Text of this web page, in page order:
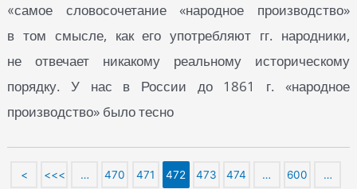
«самое словосочетание «народное производство»
в том смысле, как его употребляют гг. народники,
не отвечает никакому реальному историческому
порядку. У нас в России до 1861 г. «народное
производство» было тесно
< <<< … 470 471 472 473 474 … 600 …